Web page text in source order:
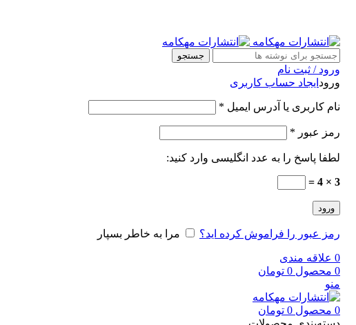
جستجو
ورود / ثبت نام
ورود ایجاد حساب کاربری
نام کاربری یا آدرس ایمیل *
رمز عبور *
لطفا پاسخ را به عدد انگلیسی وارد کنید:
3 × 4 =
ورود
رمز عبور را فراموش کرده اید؟ مرا به خاطر بسپار
0 علاقه مندی
0 محصول 0 تومان
منو
0 محصول 0 تومان